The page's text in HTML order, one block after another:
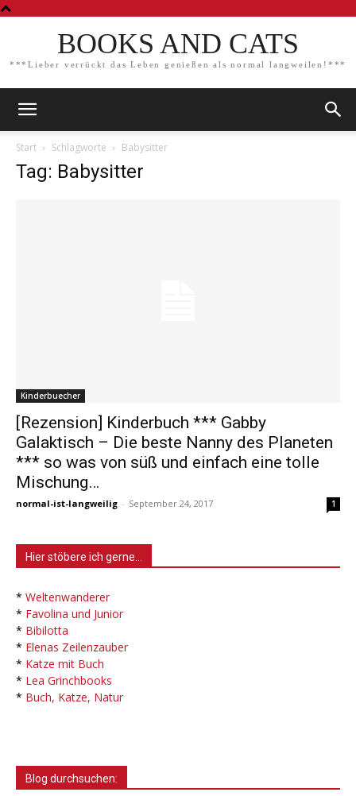
BOOKS AND CATS
***Lieber verrückt das Leben genießen als normal langweilen!***
Start Schlagworte Babysitter
Tag: Babysitter
Kinderbuecher
[Rezension] Kinderbuch *** Gabby
Galaktisch – Die beste Nanny des Planeten
*** so was von süß und einfach eine tolle
Mischung…
normal-ist-langweilig - September 24, 2017 1
Hier stöbere ich gerne…
* Weltenwanderer
* Favolina und Junior
* Bibilotta
* Elenas Zeilenzauber
* Katze mit Buch
* Lea Grinchbooks
* Buch, Katze, Natur
Blog durchsuchen: